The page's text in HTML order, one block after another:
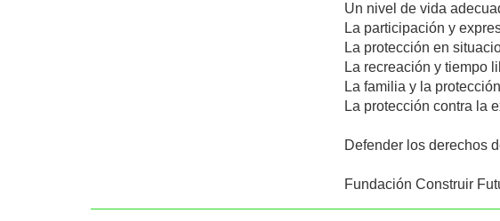
Un nivel de vida
La participación y
La protección en
La recreación y tiempo
La familia y la
La protección contra la
Defender los derechos
Fundación Construir